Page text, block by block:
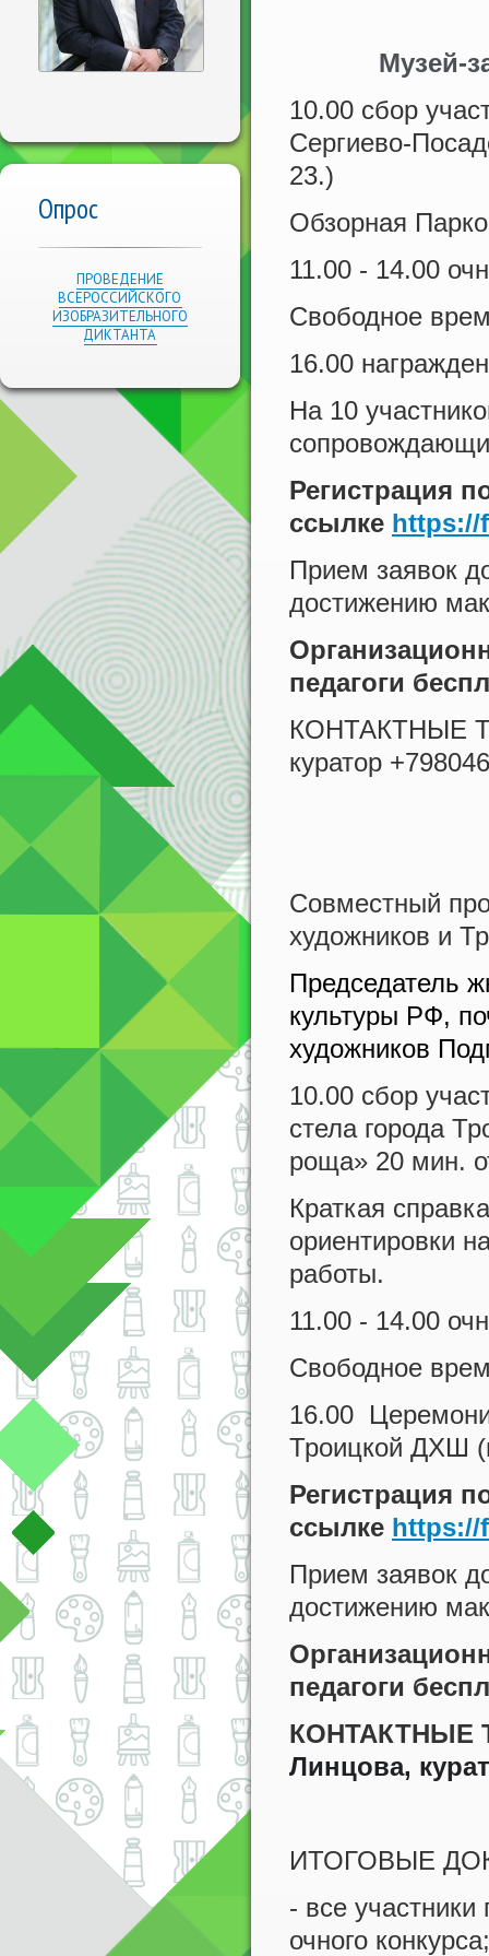
Опрос
ПРОВЕДЕНИЕ
ВСЕРОССИЙСКОГО
ИЗОБРАЗИТЕЛЬНОГО
ДИКТАНТА
Музей-
10.00 сбор
Сергиево-
23.)
Обзорная
11.00 - 14.00
Свободное
16.00
На 10
Регистрация
ссылке https://
Прием заявок
достижению
педагоги
КОНТАКТНЫЕ
куратор
Совместный
художников и
Председатель
культуры РФ,
художников
10.00 сбор
стела города
роща» 20 мин.
Краткая
ориентировки
работы.
11.00 - 14.00
Свободное
16.00
Троицкой ДХШ
Регистрация
ссылке https://
Прием заявок
достижению
педагоги
Линцова,
ИТОГОВЫЕ
- все
очного конкурса;